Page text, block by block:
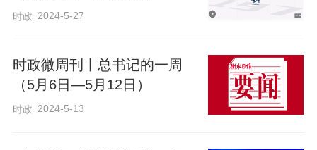
时政 2024-5-27
时政微周刊丨总书记的一周
（5月6日—5月12日）
时政 2024-5-13